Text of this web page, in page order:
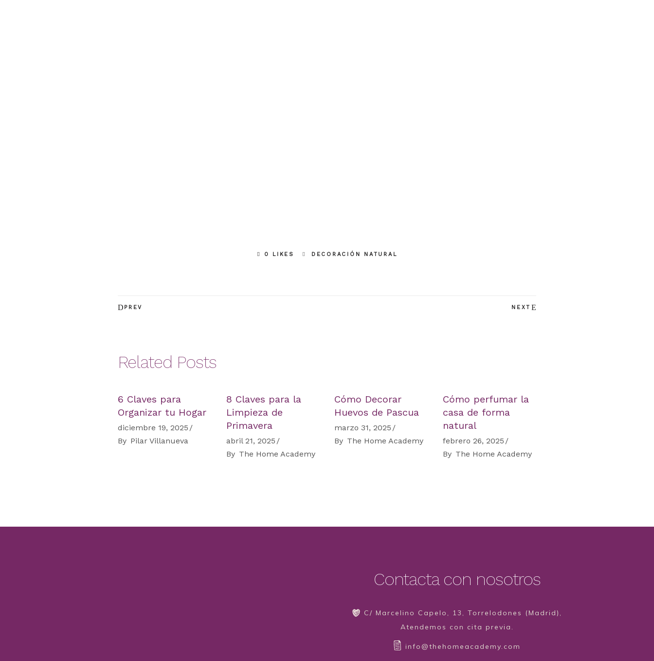
0 LIKES DECORACIÓN NATURAL
PREV NEXT
Related Posts
6 Claves para
Organizar tu Hogar
diciembre 19, 2025
By Pilar Villanueva
8 Claves para la
Limpieza de
Primavera
abril 21, 2025
By The Home Academy
Cómo Decorar
Huevos de Pascua
marzo 31, 2025
By The Home Academy
Cómo perfumar la
casa de forma
natural
febrero 26, 2025
By The Home Academy
Contacta con nosotros
C/ Marcelino Capelo, 13, Torrelodones (Madrid),
Atendemos con cita previa.
info@thehomeacademy.com